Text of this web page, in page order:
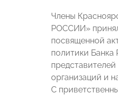
Члены
РОССИИ»
посвященной
политики
организаций и
С